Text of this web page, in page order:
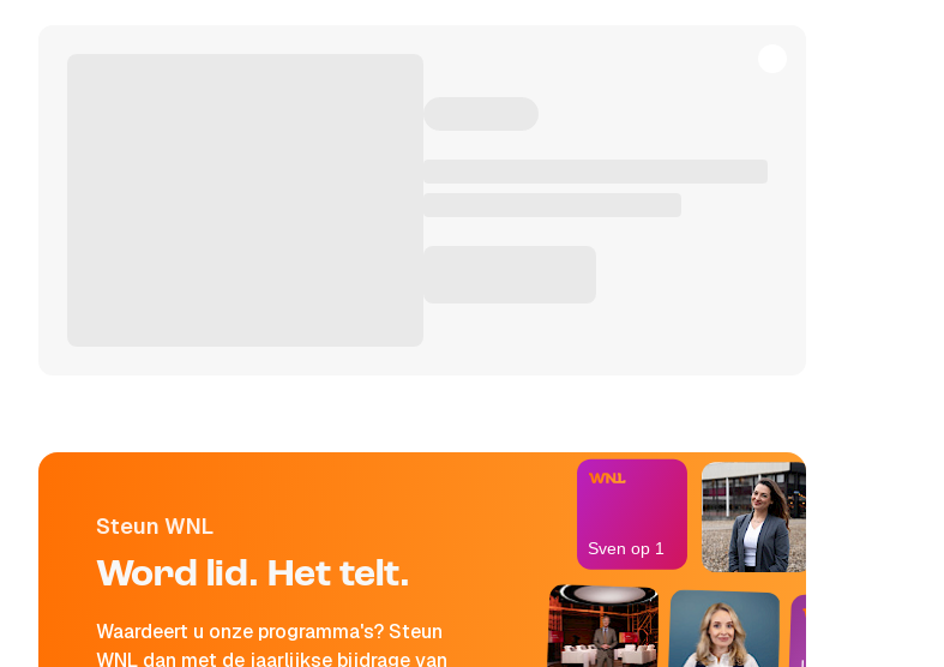
Steun WNL
Word lid. Het telt.
Waardeert u onze programma's? Steun
WNL dan met de jaarlijkse bijdrage van
Sven op 1